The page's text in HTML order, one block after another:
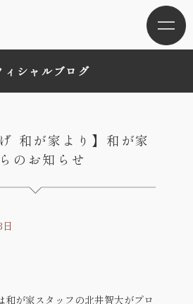
ィシャルブログ
和が家より】和が家
のお知らせ
和が家スタッフの北井智大がプロ